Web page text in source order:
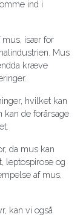
ind i
mus, især for
Mus
kræve
hvilket kan
kan de forårsage
da mus kan
leptospirose og
af mus,
kan vi også